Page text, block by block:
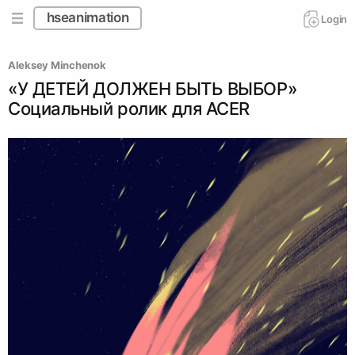
hseanimation Login
Aleksey Minchenok
«У ДЕТЕЙ ДОЛЖЕН БЫТЬ ВЫБОР»
Социальный ролик для ACER